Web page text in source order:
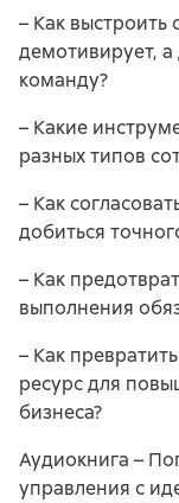
– Как выстроить
демотивирует,
команду?
– Какие
разных типов
– Как
добиться
– Как
выполнения
– Как
ресурс для
бизнеса?
Аудиокнига –
управления с